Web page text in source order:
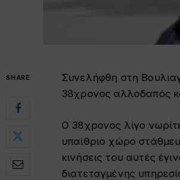
SHARE
Συνελήφθη στη
38χρονος αλλοδαπός
Ο 38χρονος λίγο
υπαίθριο χώρο
κινήσεις του αυτές
διατεταγμένης